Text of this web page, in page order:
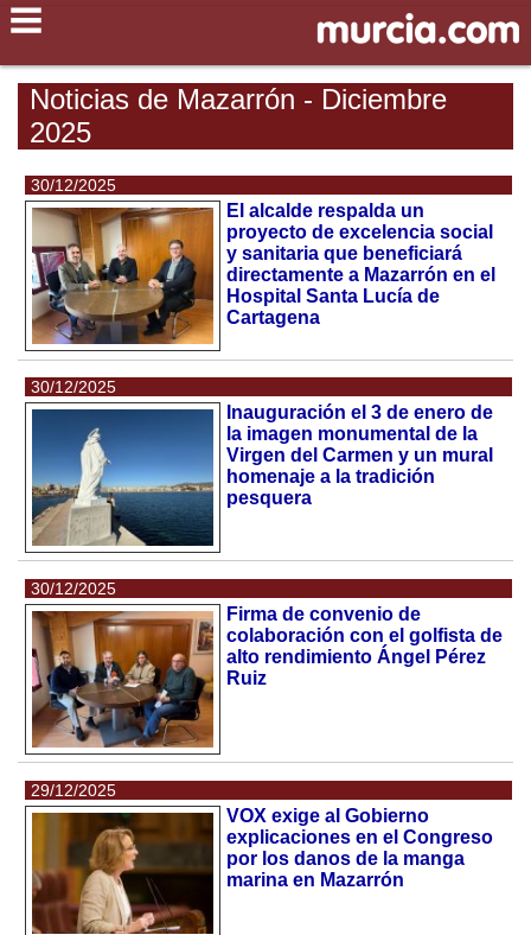
Noticias de Mazarrón - Diciembre
2025
30/12/2025
El alcalde respalda un
proyecto de excelencia social
y sanitaria que beneficiará
directamente a Mazarrón en el
Hospital Santa Lucía de
Cartagena
30/12/2025
Inauguración el 3 de enero de
la imagen monumental de la
Virgen del Carmen y un mural
homenaje a la tradición
pesquera
30/12/2025
Firma de convenio de
colaboración con el golfista de
alto rendimiento Ángel Pérez
Ruiz
29/12/2025
VOX exige al Gobierno
explicaciones en el Congreso
por los danos de la manga
marina en Mazarrón